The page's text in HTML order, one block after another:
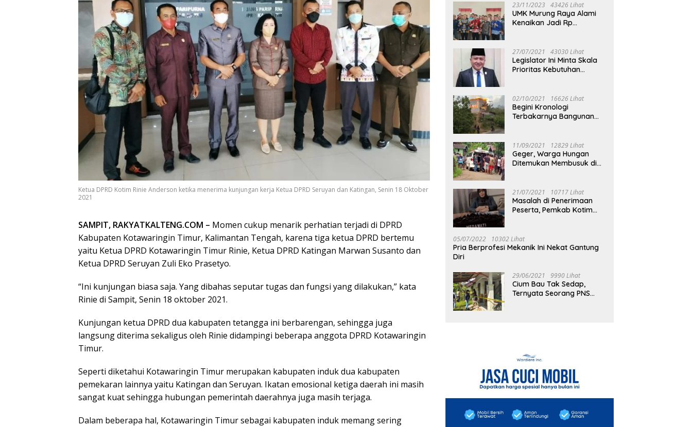
Ketua DPRD Kotim Rinie Anderson ketika menerima kunjungan kerja Ketua DPRD Seruyan dan Katingan, Senin 18 Oktober
2021
SAMPIT, RAKYATKALTENG.COM – Momen cukup menarik perhatian terjadi di DPRD
Kabupaten Kotawaringin Timur, Kalimantan Tengah, karena tiga ketua DPRD bertemu
yaitu Ketua DPRD Kotawaringin Timur Rinie, Ketua DPRD Katingan Marwan Susanto dan
Ketua DPRD Seruyan Zuli Eko Prasetyo.
“Ini kunjungan biasa saja. Yang dibahas seputar tugas dan fungsi yang dilakukan,” kata
Rinie di Sampit, Senin 18 oktober 2021.
Kunjungan ketua DPRD dua kabupaten tetangga ini berbarengan, sehingga juga
langsung diterima sekaligus oleh Rinie didampingi beberapa anggota DPRD Kotawaringin
Timur.
Seperti diketahui Kotawaringin Timur merupakan kabupaten induk dua kabupaten
pemekaran lainnya yaitu Katingan dan Seruyan. Ikatan emosional ketiga daerah ini masih
sangat kuat sehingga hubungan pemerintah daerahnya juga masih terjaga.
Dalam beberapa hal, Kotawaringin Timur sebagai kabupaten induk memang sering
23/11/2023 43426 Lihat
UMK Murung Raya Alami
Kenaikan Jadi Rp
27/07/2021 43030 Lihat
Legislator Ini Minta Skala
Prioritas Kebutuhan
02/10/2021 16626 Lihat
Begini Kronologi
Terbakarnya Bangunan
11/09/2021 12829 Lihat
Geger, Warga Hungan
Ditemukan Membusuk di
21/07/2021 10717 Lihat
Masalah di Penerimaan
Peserta, Pemkab Kotim
05/07/2022 10302 Lihat
Pria Berprofesi Mekanik Ini Nekat Gantung
Diri
29/06/2021 9990 Lihat
Cium Bau Tak Sedap,
Ternyata Seorang PNS